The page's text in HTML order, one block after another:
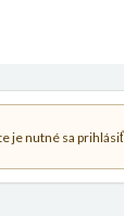
je nutné sa prihlásiť